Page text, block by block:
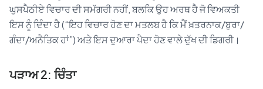
ਘੁਸਪੈਠੀਏ ਵਿਚਾਰ ਦੀ ਸਮੱਗਰੀ ਨਹੀਂ, ਬਲਕਿ ਉਹ ਅਰਥ ਹੈ ਜੋ ਵਿਅਕਤੀ
ਇਸ ਨੂੰ ਦਿੰਦਾ ਹੈ (“ਇਹ ਵਿਚਾਰ ਹੋਣ ਦਾ ਮਤਲਬ ਹੈ ਕਿ ਮੈਂ ਖ਼ਤਰਨਾਕ/ਬੁਰਾ/
ਗੰਦਾ/ਅਨੈਤਿਕ ਹਾਂ”) ਅਤੇ ਇਸ ਦੁਆਰਾ ਪੈਦਾ ਹੋਣ ਵਾਲੇ ਦੁੱਖ ਦੀ ਡਿਗਰੀ।
ਪੜਾਅ 2: ਚਿੰਤਾ